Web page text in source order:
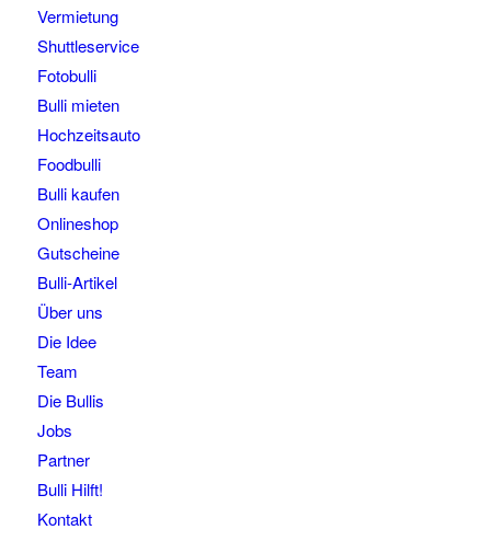
Vermietung
Shuttleservice
Fotobulli
Bulli mieten
Hochzeitsauto
Foodbulli
Bulli kaufen
Onlineshop
Gutscheine
Bulli-Artikel
Über uns
Die Idee
Team
Die Bullis
Jobs
Partner
Bulli Hilft!
Kontakt